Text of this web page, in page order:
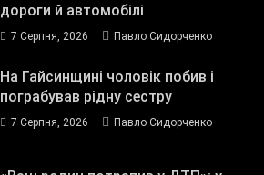
дороги й автомобілі
7 Серпня, 2026 Павло Сидорченко
На Гайсинщині чоловік побив і
пограбував рідну сестру
7 Серпня, 2026 Павло Сидорченко